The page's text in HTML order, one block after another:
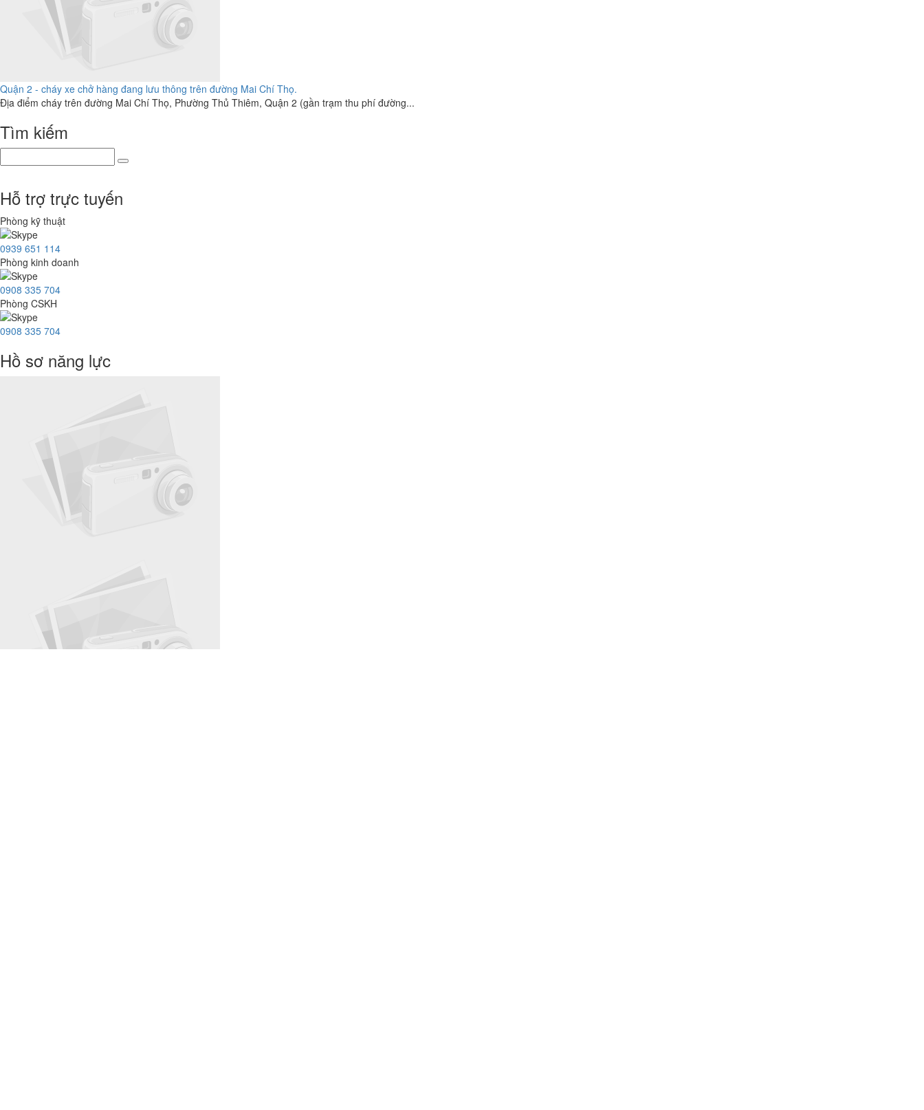
Quận 2 - cháy xe chở hàng đang lưu thông trên đường Mai Chí Thọ.
Địa điểm cháy trên đường Mai Chí Thọ, Phường Thủ Thiêm, Quận 2 (gần trạm thu phí đường...
Tìm kiếm
Hỗ trợ trực tuyến
Phòng kỹ thuật
0939 651 114
Phòng kinh doanh
0908 335 704
Phòng CSKH
0908 335 704
Hồ sơ năng lực